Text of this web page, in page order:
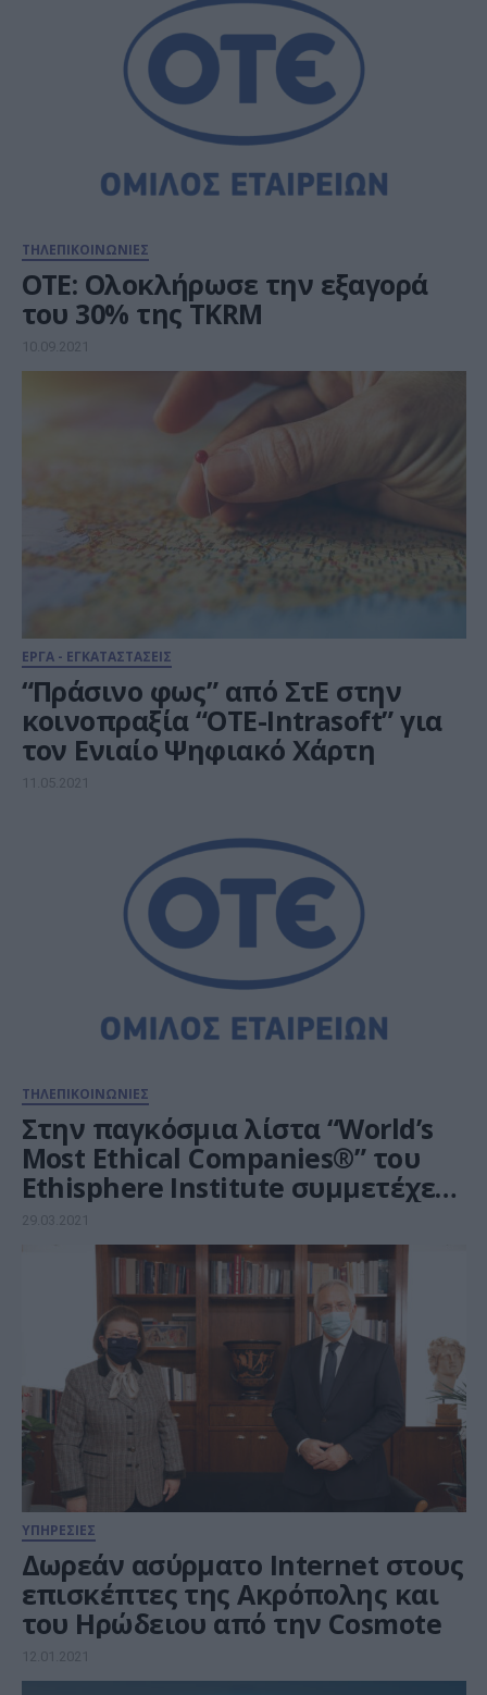
ΤΗΛΕΠΙΚΟΙΝΩΝΙΕΣ
ΟΤΕ: Ολοκλήρωσε την εξαγορά
του 30% της TKRM
10.09.2021
ΕΡΓΑ - ΕΓΚΑΤΑΣΤΑΣΕΙΣ
“Πράσινο φως” από ΣτΕ στην
κοινοπραξία “ΟΤΕ-Intrasoft” για
τον Ενιαίο Ψηφιακό Χάρτη
11.05.2021
ΤΗΛΕΠΙΚΟΙΝΩΝΙΕΣ
Στην παγκόσμια λίστα “World’s
Most Ethical Companies®” του
Ethisphere Institute συμμετέχει
ο ΟΤΕ
29.03.2021
ΥΠΗΡΕΣΙΕΣ
Δωρεάν ασύρματο Internet στους
επισκέπτες της Ακρόπολης και
του Ηρώδειου από την Cosmote
12.01.2021